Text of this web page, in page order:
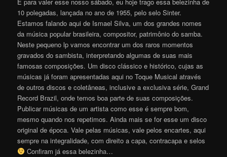
10 polegadas, lançada no ano de 1955, pelo selo Sinter.
Estamos falando aqui de Ismael Silva, um dos grandes nomes
da música popular brasileira, compositor, patrimônio do samba.
Neste pequeno lp vamos encontrar um dos raros momentos
gravados do sambista, interpretando algumas de suas mais
famosas composições. Um disco clássico e histórico, cujas as
músicas já foram apresentadas aqui no Toque Musical através
de outros discos e coletâneas, inclusive a exclusiva série, Grand
Record Brazil, onde temos boa parte de suas composições.
Publicar músicas de um artista como esse é sempre bom,
mesmo quando nos repetimos. Ainda mais se for esse um disco
original de época. Vale pelas músicas, vale pelos encartes, aqui
sempre na integralidade, com direito a capa, contracapa e selos
Confiram já essa belezinha…